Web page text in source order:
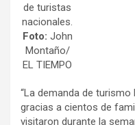
de turistas
nacionales.
Foto: John
Montaño/
EL TIEMPO
“La demanda de
gracias a cientos de
visitaron durante la